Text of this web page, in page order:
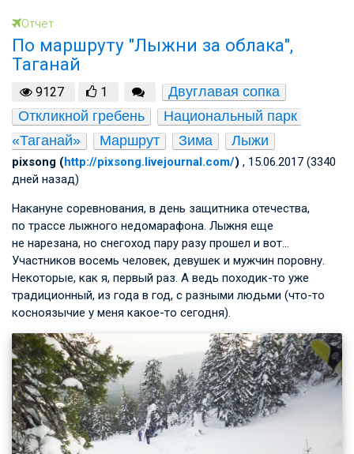
Отчет
По маршруту "Лыжни за облака",
Таганай
9127 1
Двуглавая сопка
Откликной гребень
Национальный парк
«Таганай»
Маршрут Зима Лыжи
pixsong (http://pixsong.livejournal.com/) , 15.06.2017 (3340
дней назад)
Накануне соревнования, в день защитника отечества,
по трассе лыжного недомарафона. Лыжня еще
не нарезана, но снегоход пару разу прошел и вот…
Участников восемь человек, девушек и мужчин поровну.
Некоторые, как я, первый раз. А ведь походик-то уже
традиционный, из года в год, с разными людьми (что-то
косноязычие у меня какое-то сегодня).